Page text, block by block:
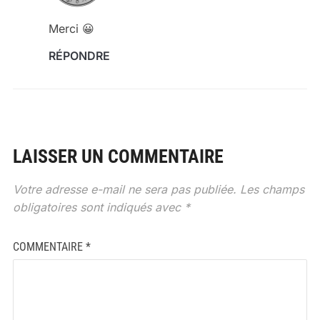
Merci 😀
RÉPONDRE
LAISSER UN COMMENTAIRE
Votre adresse e-mail ne sera pas publiée. Les champs
obligatoires sont indiqués avec *
COMMENTAIRE *